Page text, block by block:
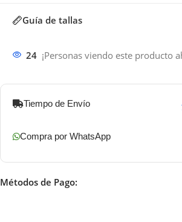
Guía de tallas
24 ¡Personas viendo este producto
Tiempo de Envío
Compra por WhatsApp
Métodos de Pago: